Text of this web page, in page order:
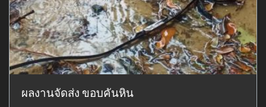
ผลงานจัดส่ง ขอบคันหิน